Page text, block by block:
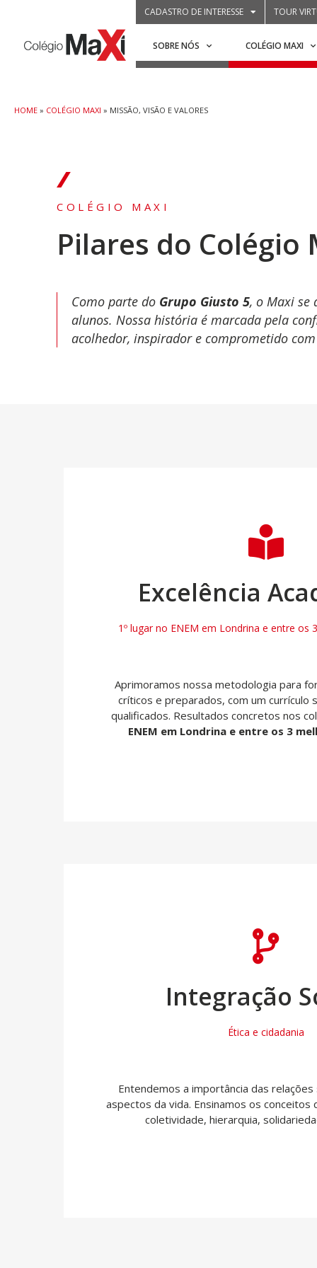
CADASTRO DE INTERESSE TOUR
SOBRE NÓS COLÉGIO MAXI
HOME » COLÉGIO MAXI » MISSÃO, VISÃO E VALORES
COLÉGIO MAXI
Pilares do Colégio
Como parte do Grupo Giusto 5, o Maxi se
alunos. Nossa história é marcada pela
acolhedor, inspirador e comprometido
Excelência
1º lugar no ENEM em Londrina e entre os
Aprimoramos nossa metodologia para
críticos e preparados, com um currículo
qualificados. Resultados concretos nos
ENEM em Londrina e entre os 3
Integração
Ética e cidadania
Entendemos a importância das
aspectos da vida. Ensinamos os conceitos
coletividade, hierarquia,